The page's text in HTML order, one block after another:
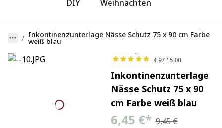
DIY
Weihnachten
Inkontinenzunterlage Nässe Schutz 75 x 90 cm Farbe
weiß blau
Inkontinenzunterlage
Nässe Schutz 75 x 90
cm Farbe weiß blau
6,45 €* 9,45 €